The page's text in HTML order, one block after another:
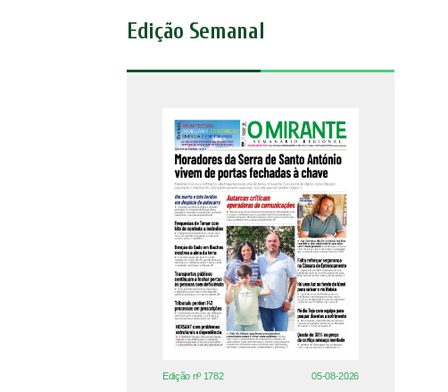
Edição Semanal
Edição nº 1782 05-08-2026